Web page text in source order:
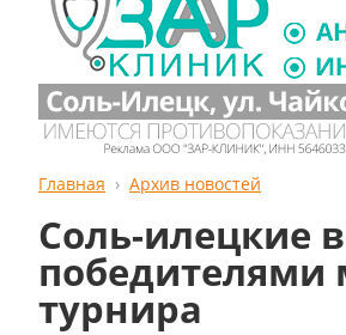
Главная Архив новостей
Соль-илецкие
победителями
турнира